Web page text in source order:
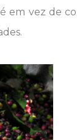
em vez de